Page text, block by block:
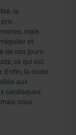
la
mais
et
de nos jours.
ce qui est
Enfin, la route
aux
cardiaques.
nous